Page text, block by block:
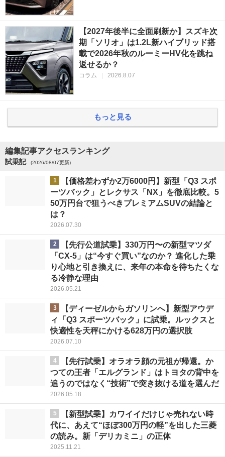
【2027年後半に全面刷新か】スズキ次
期「ソリオ」は1.2L新ハイブリッド搭
載で2026年秋のルーミーHV化を跳ね
返せるか？
コラム | 2026.8.07
もっと見る
編集記事アクセスランキング
試乗記 (2026/08/07更新)
1
【価格差わずか2万6000円】新型「Q3 スポ
ーツバック」とレクサス「NX」を徹底比較。5
50万円台で狙うべきプレミアムSUVの結論と
は？
2026.07.30
2
【先行公道試乗】330万円〜の新型マツダ
「CX-5」は“今すぐ買い”なのか？ 進化した乗
り心地と引き換えに、来年の本命を待ちたくな
る冷静な理由
2026.05.21
3
【ディーゼルからガソリンへ】新型アウデ
ィ「Q3 スポーツバック」に試乗。ルックスと
快適性を天秤にかける628万円の選択肢
2026.07.10
4
【先行試乗】オラオラ顔の元祖が帰還。か
つての王者「エルグランド」はトヨタの背中を
追うのではなく“技術”で突き抜ける道を選んだ
2026.05.18
5
【新型試乗】カワイイだけじゃ売れない時
代に、あえて“ほぼ300万円の軽”を出した三菱
の読み。新「デリカミニ」の正体
2025.11.21